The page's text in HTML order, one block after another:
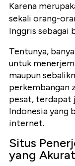
Karena
sekali orang-
Inggris sebagai
Tentunya,
untuk
maupun
perkembangan
pesat, terdapat
Indonesia yang
internet.
Situs
yang Akurat